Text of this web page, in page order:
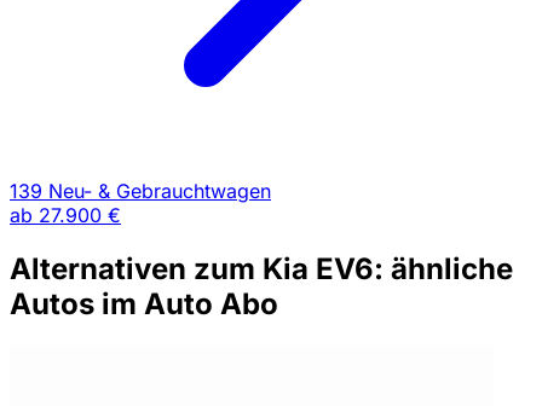
139 Neu- & Gebrauchtwagen
ab 27.900 €
Alternativen zum Kia EV6: ähnliche
Autos im Auto Abo